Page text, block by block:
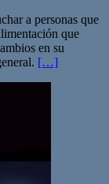
a personas que
que
en su
[…]